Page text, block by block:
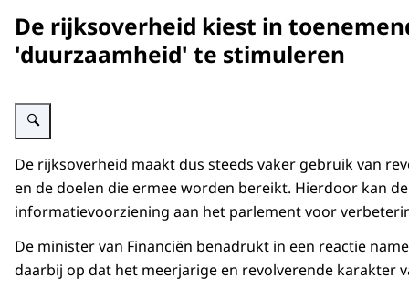
De rijksoverheid kiest in
'duurzaamheid' te stimuleren
De rijksoverheid maakt dus steeds vaker gebruik van
en de doelen die ermee worden bereikt. Hierdoor kan
informatievoorziening aan het parlement voor
De minister van Financiën benadrukt in een reactie
daarbij op dat het meerjarige en revolverende karakter